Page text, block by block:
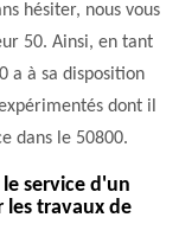
hésiter, nous vous
50. Ainsi, en tant
a à sa disposition
dont il
dans le 50800.
service d'un
travaux de